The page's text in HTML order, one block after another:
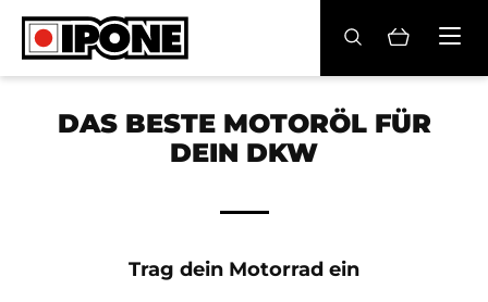
Ipone
MOTORRADÖLE
DAS BESTE MOTORÖL FÜR
DEIN DKW
Trag dein Motorrad ein